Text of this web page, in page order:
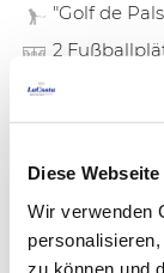
Diese
Wir verwenden
zu können und
"Golf de
2
1 Padelplatz
Boccia
Beach Club